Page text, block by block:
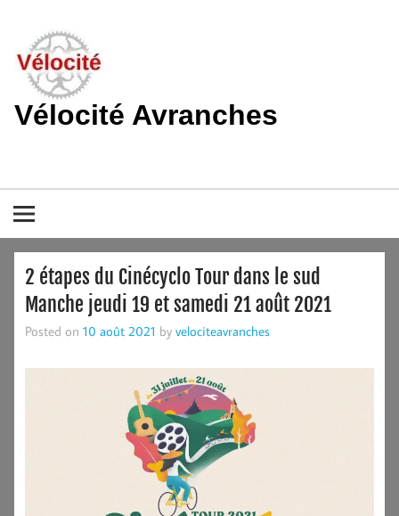
content
Vélocité Avranches
2 étapes du Cinécyclo Tour dans le sud
Manche jeudi 19 et samedi 21 août 2021
Posted on 10 août 2021 by velociteavranches